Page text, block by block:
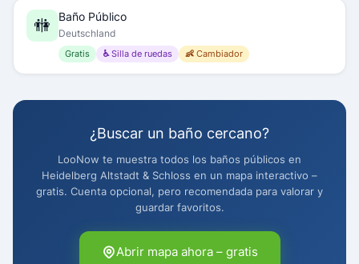
🚻 Baño Público
Deutschland
Gratis ♿ Silla de ruedas 👶 Cambiador
¿Buscar un baño cercano?
LooNow te muestra todos los baños públicos en
Heidelberg Altstadt & Schloss en un mapa interactivo –
gratis. Cuenta opcional, pero recomendada para valorar y
guardar favoritos.
Abrir mapa ahora – gratis